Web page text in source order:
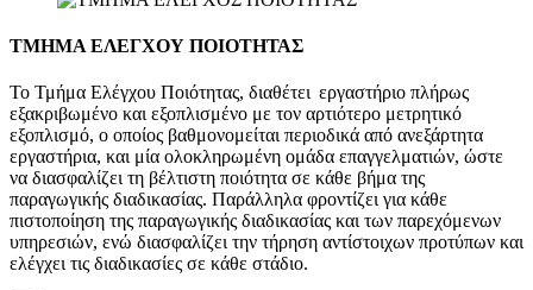
ΤΜΗΜΑ ΕΛΕΓΧΟΥ ΠΟΙΟΤΗΤΑΣ
Το Τμήμα Ελέγχου Ποιότητας, διαθέτει εργαστήριο πλήρως
εξακριβωμένο και εξοπλισμένο με τον αρτιότερο μετρητικό
εξοπλισμό, ο οποίος βαθμονομείται περιοδικά από ανεξάρτητα
εργαστήρια, και μία ολοκληρωμένη ομάδα επαγγελματιών, ώστε
να διασφαλίζει τη βέλτιστη ποιότητα σε κάθε βήμα της
παραγωγικής διαδικασίας. Παράλληλα φροντίζει για κάθε
πιστοποίηση της παραγωγικής διαδικασίας και των παρεχόμενων
υπηρεσιών, ενώ διασφαλίζει την τήρηση αντίστοιχων προτύπων και
ελέγχει τις διαδικασίες σε κάθε στάδιο.